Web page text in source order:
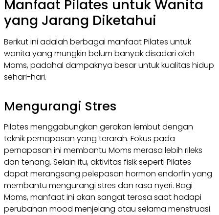
Manfaat Pilates untuk Wanita
yang Jarang Diketahui
Berikut ini adalah berbagai manfaat Pilates untuk
wanita yang mungkin belum banyak disadari oleh
Moms, padahal dampaknya besar untuk kualitas hidup
sehari-hari.
Mengurangi Stres
Pilates menggabungkan gerakan lembut dengan
teknik pernapasan yang terarah. Fokus pada
pernapasan ini membantu Moms merasa lebih rileks
dan tenang. Selain itu, aktivitas fisik seperti Pilates
dapat merangsang pelepasan hormon endorfin yang
membantu mengurangi stres dan rasa nyeri. Bagi
Moms, manfaat ini akan sangat terasa saat hadapi
perubahan mood menjelang atau selama menstruasi.